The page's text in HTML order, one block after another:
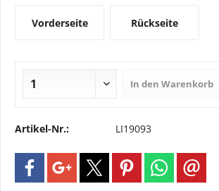
Vorderseite Rückseite
In den Warenkorb
Artikel-Nr.: LI19093